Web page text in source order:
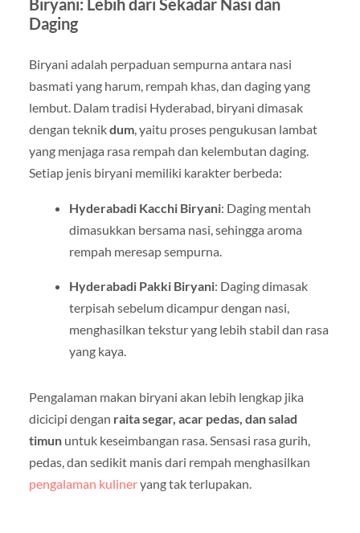
Biryani: Lebih dari Sekadar Nasi dan
Daging
Biryani adalah perpaduan sempurna antara nasi
basmati yang harum, rempah khas, dan daging yang
lembut. Dalam tradisi Hyderabad, biryani dimasak
dengan teknikdum, yaitu proses pengukusan lambat
yang menjaga rasa rempah dan kelembutan daging.
Setiap jenis biryani memiliki karakter berbeda:
Hyderabadi Kacchi Biryani: Daging mentah
dimasukkan bersama nasi, sehingga aroma
rempah meresap sempurna.
Hyderabadi Pakki Biryani: Daging dimasak
terpisah sebelum dicampur dengan nasi,
menghasilkan tekstur yang lebih stabil dan rasa
yang kaya.
Pengalaman makan biryani akan lebih lengkap jika
dicicipi dengan raita segar, acar pedas, dan salad
timununtuk keseimbangan rasa. Sensasi rasa gurih,
pedas, dan sedikit manis dari rempah menghasilkan
pengalaman kulineryang tak terlupakan.